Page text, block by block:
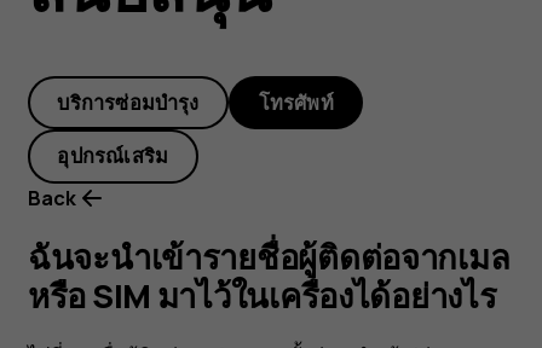
ชื่อ
ผู้
ติดต่อ
จาก
บริการซ่อมบำรุง โทรศัพท์
อุปกรณ์เสริม
Back
ฉันจะนำเข้ารายชื่อผู้ติดต่อจากเมล
หรือ SIM มาไว้ในเครื่องได้อย่างไร